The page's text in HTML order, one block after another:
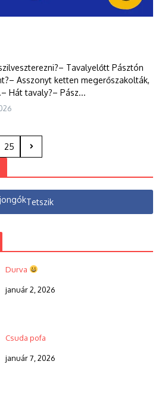
Tavalyelőtt Pásztón
Asszonyt ketten megerőszakolták,
Hát tavaly?– Pász...
25
Tetszik
Durva
január 2, 2026
Csuda pofa
január 7, 2026